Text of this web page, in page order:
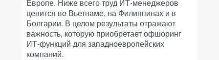
Европе. Ниже всего труд ИТ-менеджеров
ценится во Вьетнаме, на Филиппинах и в
Болгарии. В целом результаты отражают
важность, которую приобретает офшоринг
ИТ-функций для западноевропейских
компаний.